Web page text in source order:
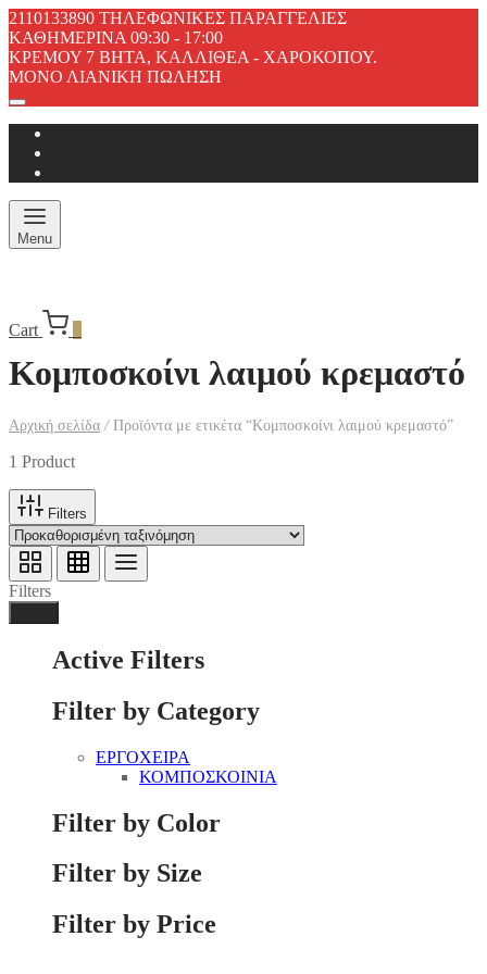
2110133890 ΤΗΛΕΦΩΝΙΚΕΣ ΠΑΡΑΓΓΕΛΙΕΣ
ΚΑΘΗΜΕΡΙΝΑ 09:30 - 17:00
ΚΡΕΜΟΥ 7 ΒΗΤΑ, ΚΑΛΛΙΘΕΑ - ΧΑΡΟΚΟΠΟΥ.
ΜΟΝΟ ΛΙΑΝΙΚΗ ΠΩΛΗΣΗ
Menu
Cart
Κομποσκοίνι λαιμού κρεμαστό
Αρχική σελίδα /Προϊόντα με ετικέτα “Κομποσκοίνι λαιμού κρεμαστό”
1 Product
Filters
Filters
Active Filters
Filter by Category
ΕΡΓΟΧΕΙΡΑ
ΚΟΜΠΟΣΚΟΙΝΙΑ
Filter by Color
Filter by Size
Filter by Price